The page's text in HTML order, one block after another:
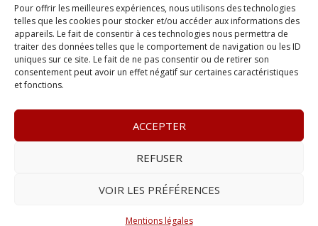
Pour offrir les meilleures expériences, nous utilisons des technologies
telles que les cookies pour stocker et/ou accéder aux informations des
appareils. Le fait de consentir à ces technologies nous permettra de
traiter des données telles que le comportement de navigation ou les ID
uniques sur ce site. Le fait de ne pas consentir ou de retirer son
consentement peut avoir un effet négatif sur certaines caractéristiques
et fonctions.
ACCEPTER
REFUSER
VOIR LES PRÉFÉRENCES
Mentions légales
TRIBUNE AVOCATS(27)
Université(1)
Visite ministérielle(1)
Vos droits(12)
– www.lelegis.fr –Zone Franche Cité Dillon
– E-mail :contact@lelegis.fr–